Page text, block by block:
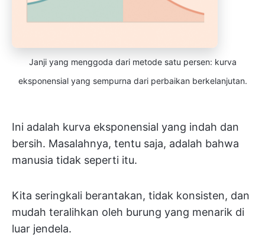
Janji yang menggoda dari metode satu persen: kurva
eksponensial yang sempurna dari perbaikan berkelanjutan.
Ini adalah kurva eksponensial yang indah dan
bersih. Masalahnya, tentu saja, adalah bahwa
manusia tidak seperti itu.
Kita seringkali berantakan, tidak konsisten, dan
mudah teralihkan oleh burung yang menarik di
luar jendela.